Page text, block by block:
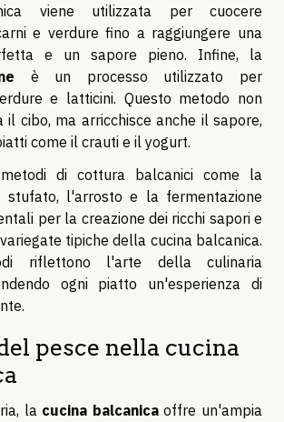
viene utilizzata per cuocere
e verdure fino a raggiungere una
e un sapore pieno. Infine, la
è un processo utilizzato per
e latticini. Questo metodo non
il cibo, ma arricchisce anche il sapore,
come il crauti e il yogurt.
di cottura balcanici come la
stufato, l'arrosto e la fermentazione
per la creazione dei ricchi sapori e
tipiche della cucina balcanica.
riflettono l'arte della culinaria
ogni piatto un'esperienza di
pesce nella cucina
la cucina balcanicaoffre un'ampia